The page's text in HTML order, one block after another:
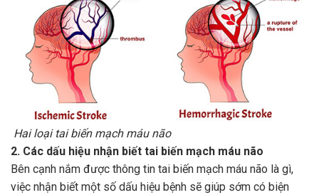
Hai loại tai biến mạch máu não
2. Các dấu hiệu nhận biết tai biến mạch máu não
Bên cạnh nắm được thông tin tai biến mạch máu não là gì,
việc nhận biết một số dấu hiệu bệnh sẽ giúp sớm có biện